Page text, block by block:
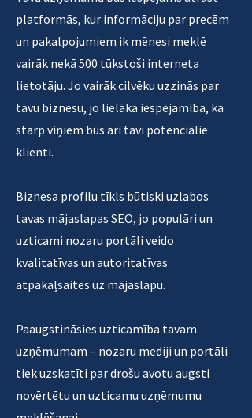
Building.lv atrodama aktuālā
informācija par dažādām
būvniecības apakšnozarēm, kā arī
pieejams Latvijā lielākais nozares
forums, kurā ik dienu aktīvi norit
gan būvniecības entuziastu, gan
profesionāļu diskusijas;
kā arī
eksporta nozares portālā
BalticExport.com , kur pieejama plaša
datubāze ar Baltijas eksportējošajiem
uzņēmumiem, kā arī uzņēmējdarbību
atbalstošajām organizācijām un
Visaigimenei.lv
Firmas.lv
platformās, kur informāciju par precēm
un pakalpojumiem ik mēnesi meklē
vairāk nekā 500 tūkstoši interneta
lietotāju. Jo vairāk cilvēku uzzinās par
tavu biznesu, jo lielāka iespējamība, ka
starp viņiem būs arī tavi potenciālie
klienti.
Biznesa profilu tīkls būtiski uzlabos
tavas mājaslapas SEO, jo populāri un
uzticami nozaru portāli veido
kvalitatīvas un autoritatīvas
atpakaļsaites uz mājaslapu.
Paaugstināsies uzticamība tavam
uzņēmumam – nozaru mediji un portāli
tiek uzskatīti par drošu avotu augsti
novērtētu un uzticamu uzņēmumu